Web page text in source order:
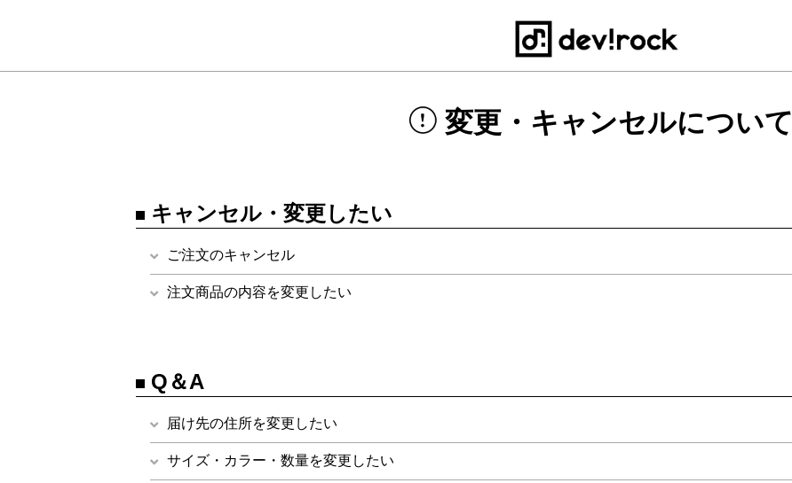
変更・キャンセルについて
キャンセル・変更したい
ご注文のキャンセル
注文商品の内容を変更したい
Q＆A
届け先の住所を変更したい
サイズ・カラー・数量を変更したい